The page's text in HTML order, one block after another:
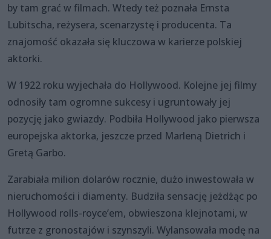
by tam grać w filmach. Wtedy też poznała Ernsta
Lubitscha, reżysera, scenarzystę i producenta. Ta
znajomość okazała się kluczowa w karierze polskiej
aktorki.
W 1922 roku wyjechała do Hollywood. Kolejne jej filmy
odnosiły tam ogromne sukcesy i ugruntowały jej
pozycję jako gwiazdy. Podbiła Hollywood jako pierwsza
europejska aktorka, jeszcze przed Marleną Dietrich i
Gretą Garbo.
Zarabiała milion dolarów rocznie, dużo inwestowała w
nieruchomości i diamenty. Budziła sensację jeżdżąc po
Hollywood rolls-royce’em, obwieszona klejnotami, w
futrze z gronostajów i szynszyli. Wylansowała modę na